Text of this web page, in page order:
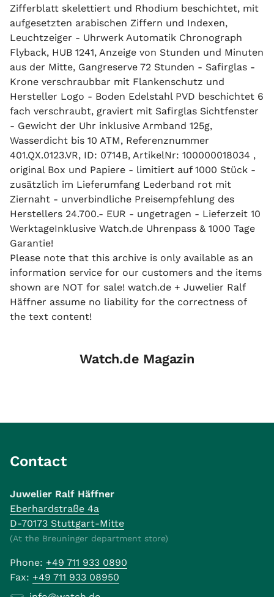
Zifferblatt skelettiert und Rhodium beschichtet, mit
aufgesetzten arabischen Ziffern und Indexen,
Leuchtzeiger - Uhrwerk Automatik Chronograph
Flyback, HUB 1241, Anzeige von Stunden und Minuten
aus der Mitte, Gangreserve 72 Stunden - Safirglas -
Krone verschraubbar mit Flankenschutz und
Hersteller Logo - Boden Edelstahl PVD beschichtet 6
fach verschraubt, graviert mit Safirglas Sichtfenster
- Gewicht der Uhr inklusive Armband 125g,
Wasserdicht bis 10 ATM, Referenznummer
401.QX.0123.VR, ID: 0714B, ArtikelNr: 100000018034 ,
original Box und Papiere - limitiert auf 1000 Stück -
zusätzlich im Lieferumfang Lederband rot mit
Ziernaht - unverbindliche Preisempfehlung des
Herstellers 24.700.- EUR - ungetragen - Lieferzeit 10
WerktageInklusive Watch.de Uhrenpass & 1000 Tage
Garantie!
Please note that this archive is only available as an
information service for our customers and the items
shown are NOT for sale! watch.de + Juwelier Ralf
Häffner assume no liability for the correctness of
the text content!
Watch.de Magazin
Contact
Juwelier Ralf Häffner
Eberhardstraße 4a
D-70173 Stuttgart-Mitte
(At the Breuninger department store)
Phone: +49 711 933 0890
Fax: +49 711 933 08950